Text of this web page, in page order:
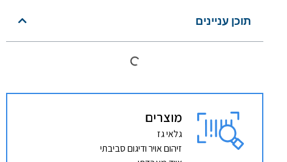
תוכן עניינים
מוצרים
גלאי גז
זיהום אויר ודיגום סביבתי